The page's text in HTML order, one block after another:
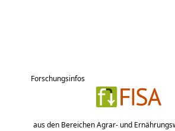
Forschungsinfos
aus den Bereichen Agrar- und